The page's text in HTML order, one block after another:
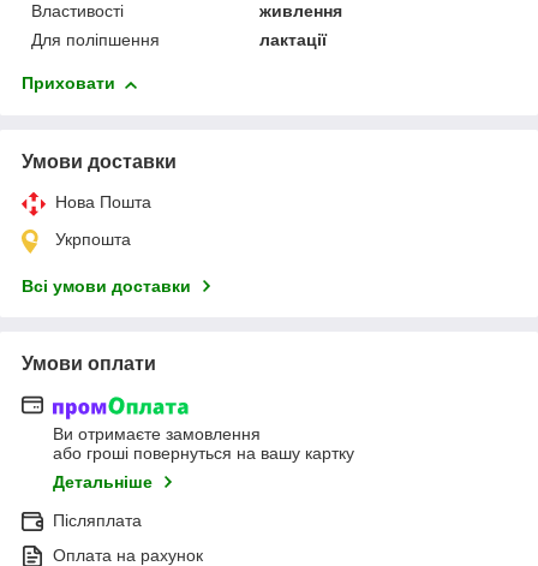
Властивості
живлення
Для поліпшення
лактації
Приховати
Умови доставки
Нова Пошта
Укрпошта
Всі умови доставки
Умови оплати
Ви отримаєте замовлення
або гроші повернуться на вашу картку
Детальніше
Післяплата
Оплата на рахунок